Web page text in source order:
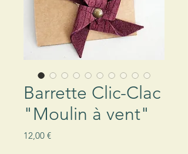
Barrette Clic-Clac
"Moulin à vent"
12,00 €Prix